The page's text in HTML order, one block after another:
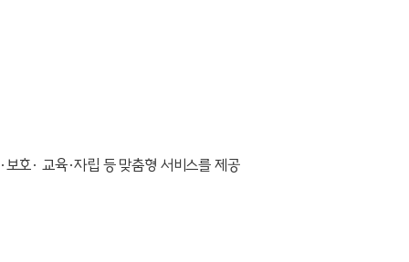
호· 교육·자립 등 맞춤형 서비스를 제공